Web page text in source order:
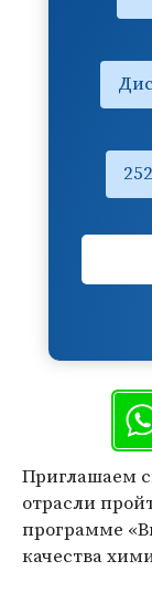
252
Приглашаем
отрасли
программе
качества